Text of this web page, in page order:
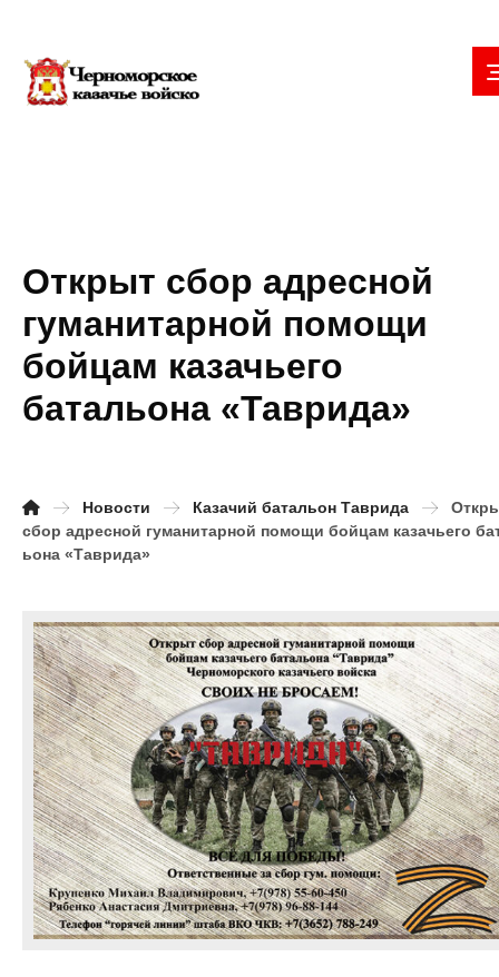
Открыт сбор адресной
гуманитарной помощи
бойцам казачьего
батальона «Таврида»
Новости Казачий батальон Таврида
сбор адресной гуманитарной помощи бойцам казачьего
ьона «Таврида»